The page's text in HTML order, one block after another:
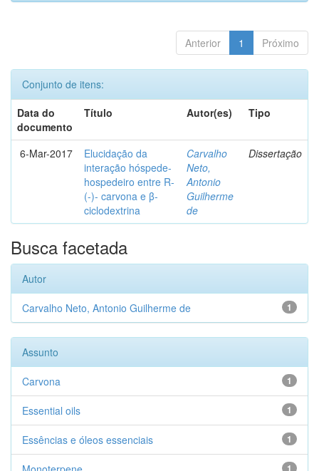
Anterior 1 Próximo
Conjunto de itens:
Data do
documento
Título Autor(es) Tipo
6-Mar-2017
Elucidação da
interação hóspede-
hospedeiro entre R-
(-)- carvona e β-
ciclodextrina
Carvalho
Neto,
Antonio
Guilherme
de
Dissertação
Busca facetada
Autor
1
Carvalho Neto, Antonio Guilherme de
Assunto
1
Carvona
1
Essential oils
1
Essências e óleos essenciais
1